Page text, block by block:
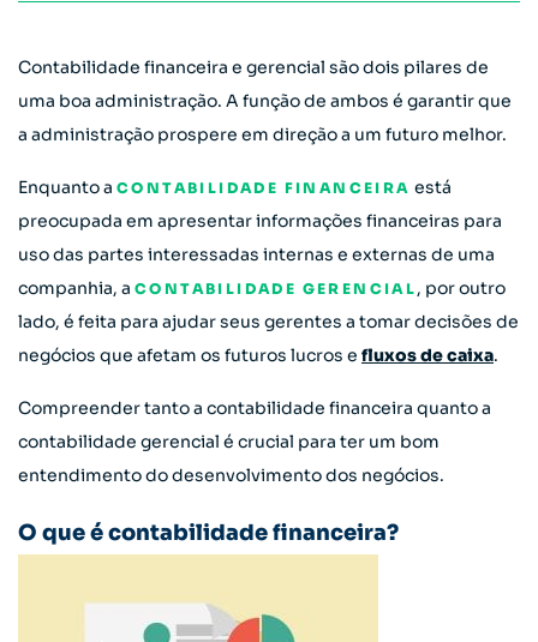
Contabilidade financeira e gerencial são dois pilares de
uma boa administração. A função de ambos é garantir que
a administração prospere em direção a um futuro melhor.
Enquanto a CONTABILIDADE FINANCEIRA está
preocupada em apresentar informações financeiras para
uso das partes interessadas internas e externas de uma
companhia, a CONTABILIDADE GERENCIAL , por outro
lado, é feita para ajudar seus gerentes a tomar decisões de
negócios que afetam os futuros lucros e fluxos de caixa.
Compreender tanto a contabilidade financeira quanto a
contabilidade gerencial é crucial para ter um bom
entendimento do desenvolvimento dos negócios.
O que é contabilidade financeira?